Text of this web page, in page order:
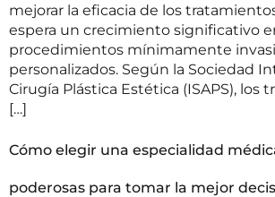
mejorar la eficacia de los
espera un crecimiento significativo
procedimientos mínimamente
personalizados. Según la Sociedad
Cirugía Plástica Estética (ISAPS), los
[…]
Cómo elegir una especialidad
poderosas para tomar la mejor